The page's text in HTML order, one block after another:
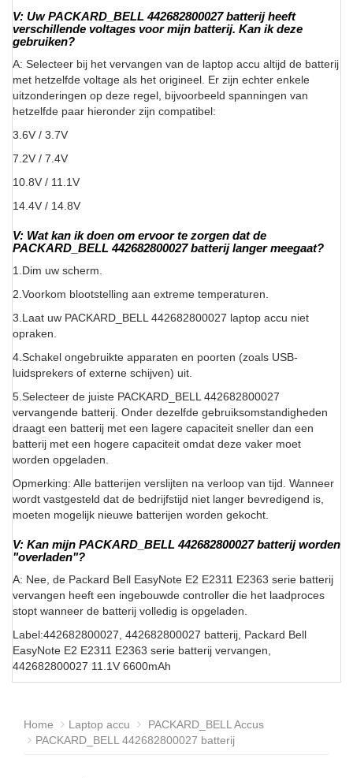
V: Uw PACKARD_BELL 442682800027 batterij heeft
verschillende voltages voor mijn batterij. Kan ik deze
gebruiken?
A: Selecteer bij het vervangen van de laptop accu altijd de batterij
met hetzelfde voltage als het origineel. Er zijn echter enkele
uitzonderingen op deze regel, bijvoorbeeld spanningen van
hetzelfde paar hieronder zijn compatibel:
3.6V / 3.7V
7.2V / 7.4V
10.8V / 11.1V
14.4V / 14.8V
V: Wat kan ik doen om ervoor te zorgen dat de
PACKARD_BELL 442682800027 batterij langer meegaat?
1.Dim uw scherm.
2.Voorkom blootstelling aan extreme temperaturen.
3.Laat uw PACKARD_BELL 442682800027 laptop accu niet
opraken.
4.Schakel ongebruikte apparaten en poorten (zoals USB-
luidsprekers of externe schijven) uit.
5.Selecteer de juiste PACKARD_BELL 442682800027
vervangende batterij. Onder dezelfde gebruiksomstandigheden
draagt een batterij met een lagere capaciteit sneller dan een
batterij met een hogere capaciteit omdat deze vaker moet
worden opgeladen.
Opmerking: Alle batterijen verslijten na verloop van tijd. Wanneer
wordt vastgesteld dat de bedrijfstijd niet langer bevredigend is,
moeten mogelijk nieuwe batterijen worden gekocht.
V: Kan mijn PACKARD_BELL 442682800027 batterij worden
"overladen"?
A: Nee, de Packard Bell EasyNote E2 E2311 E2363 serie batterij
vervangen heeft een ingebouwde controller die het laadproces
stopt wanneer de batterij volledig is opgeladen.
Label:442682800027, 442682800027 batterij, Packard Bell
EasyNote E2 E2311 E2363 serie batterij vervangen,
442682800027 11.1V 6600mAh
Home Laptop accu
PACKARD_BELL Accus
PACKARD_BELL 442682800027 batterij